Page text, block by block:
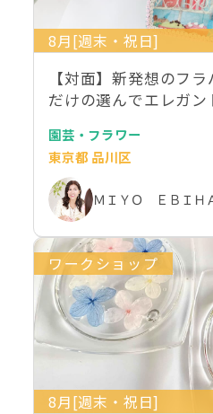
8月[週末・祝日]
【対面】新発想のフ
だけの選んでエレガ
園芸・フラワー
東京都 品川区
ＭＩＹＯ ＥＢＩＨ
ワークショップ
8月[週末・祝日]